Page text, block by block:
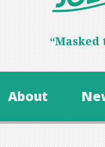
“Masked
About